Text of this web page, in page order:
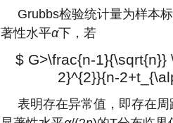
Grubbs检验统计量为样本
著性水平α下，若
$ G>\frac{n-
2}^{2}}{n-
表明存在异常值，即存在